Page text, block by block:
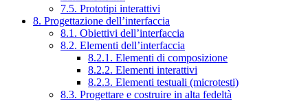
7.5. Prototipi interattivi
8. Progettazione dell’interfaccia
8.1. Obiettivi dell’interfaccia
8.2. Elementi dell’interfaccia
8.2.1. Elementi di composizione
8.2.2. Elementi interattivi
8.2.3. Elementi testuali (microtesti)
8.3. Progettare e costruire in alta fedeltà